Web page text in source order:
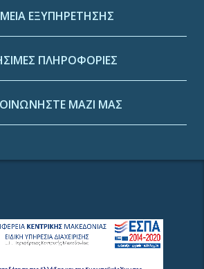
ΕΞΥΠΗΡΕΤΗΣΗΣ
ΠΛΗΡΟΦΟΡΙΕΣ
ΜΑΖΙ ΜΑΣ